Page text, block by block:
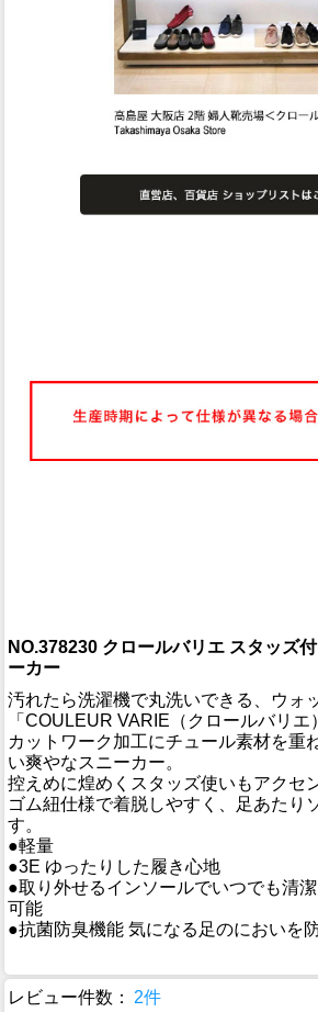
NO.378230 クロールバリエ スタッズ
ーカー
汚れたら洗濯機で丸洗いできる、ウォ
「COULEUR VARIE（クロールバリエ
カットワーク加工にチュール素材を重
い爽やなスニーカー。
控えめに煌めくスタッズ使いもアクセ
ゴム紐仕様で着脱しやすく、足あたり
す。
●軽量
●3E ゆったりした履き心地
●取り外せるインソールでいつでも清
可能
●抗菌防臭機能 気になる足のにおいを
レビュー件数： 2件